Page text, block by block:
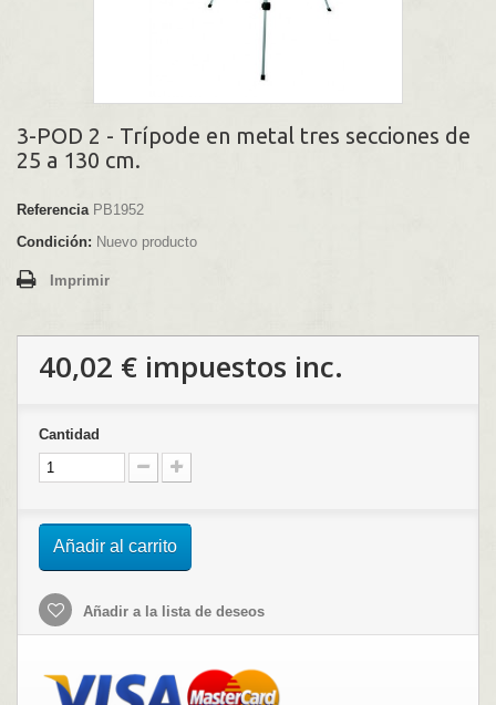
3-POD 2 - Trípode en metal tres secciones de
25 a 130 cm.
Referencia PB1952
Condición: Nuevo producto
Imprimir
40,02 € impuestos inc.
Cantidad
Añadir al carrito
Añadir a la lista de deseos